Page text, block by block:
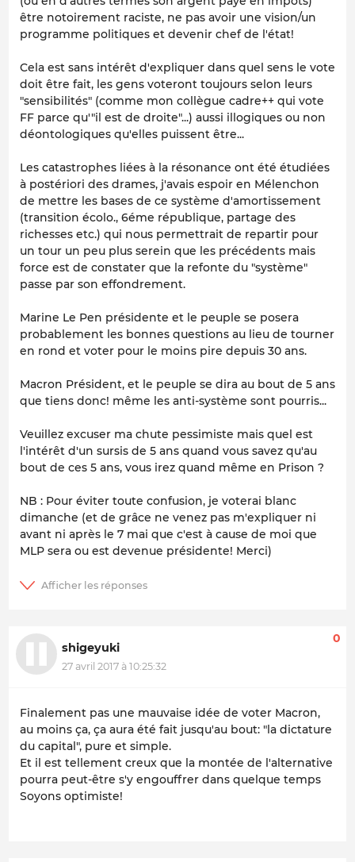
être notoirement raciste, ne pas avoir une vision/un
programme politiques et devenir chef de l'état!
Cela est sans intérêt d'expliquer dans quel sens le vote
doit être fait, les gens voteront toujours selon leurs
"sensibilités" (comme mon collègue cadre++ qui vote
FF parce qu'"il est de droite"...) aussi illogiques ou non
déontologiques qu'elles puissent être...
Les catastrophes liées à la résonance ont été étudiées
à postériori des drames, j'avais espoir en Mélenchon
de mettre les bases de ce système d'amortissement
(transition écolo., 6éme république, partage des
richesses etc.) qui nous permettrait de repartir pour
un tour un peu plus serein que les précédents mais
force est de constater que la refonte du "système"
passe par son effondrement.
Marine Le Pen présidente et le peuple se posera
probablement les bonnes questions au lieu de tourner
en rond et voter pour le moins pire depuis 30 ans.
Macron Président, et le peuple se dira au bout de 5 ans
que tiens donc! même les anti-système sont pourris...
Veuillez excuser ma chute pessimiste mais quel est
l'intérêt d'un sursis de 5 ans quand vous savez qu'au
bout de ces 5 ans, vous irez quand même en Prison ?
NB : Pour éviter toute confusion, je voterai blanc
dimanche (et de grâce ne venez pas m'expliquer ni
avant ni après le 7 mai que c'est à cause de moi que
MLP sera ou est devenue présidente! Merci)
shigeyuki
27 avril 2017 à 10:25:32
0
Finalement pas une mauvaise idée de voter Macron,
au moins ça, ça aura été fait jusqu'au bout: "la dictature
du capital", pure et simple.
Et il est tellement creux que la montée de l'alternative
pourra peut-être s'y engouffrer dans quelque temps
Soyons optimiste!